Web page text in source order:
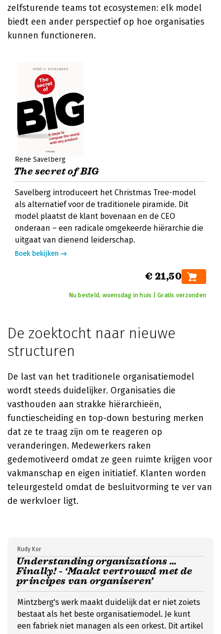
zelfsturende teams tot ecosystemen: elk model
biedt een ander perspectief op hoe organisaties
kunnen functioneren.
René Savelberg
The secret of BIG
Savelberg introduceert het Christmas Tree-model
als alternatief voor de traditionele piramide. Dit
model plaatst de klant bovenaan en de CEO
onderaan – een radicale omgekeerde hiërarchie die
uitgaat van dienend leiderschap.
Boek bekijken
€ 21,50
Nu besteld, woensdag in huis | Gratis verzonden
De zoektocht naar nieuwe
structuren
De last van het traditionele organisatiemodel
wordt steeds duidelijker. Organisaties die
vasthouden aan strakke hiërarchieën,
functiescheiding en top-down besturing merken
dat ze te traag zijn om te reageren op
veranderingen. Medewerkers raken
gedemotiveerd omdat ze geen ruimte krijgen voor
vakmanschap en eigen initiatief. Klanten worden
teleurgesteld omdat de besluitvorming te ver van
de werkvloer ligt.
Understanding organizations …
Finally! - ‘Maakt vertrouwd met de
principes van organiseren’
Rudy Kor
Mintzberg's werk maakt duidelijk dat er niet zoiets
bestaat als het beste organisatiemodel. Je kunt
een fabriek niet managen als een orkest. Dit artikel